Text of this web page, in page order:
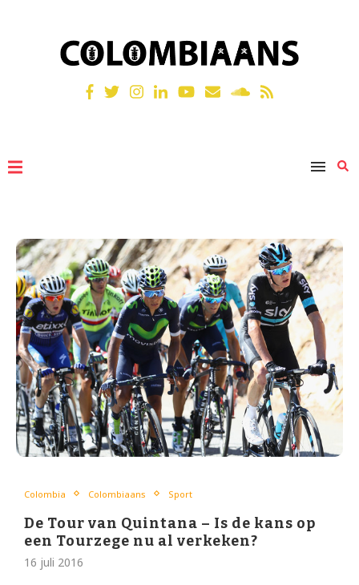
Colombia Colombiaans Sport
De Tour van Quintana – Is de kans op
een Tourzege nu al verkeken?
16 juli 2016